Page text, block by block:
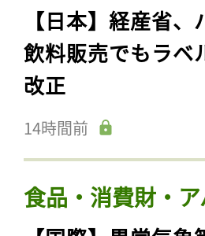
【日本】経産省
飲料販売でもラベ
改正
14時間前
食品・消費財・